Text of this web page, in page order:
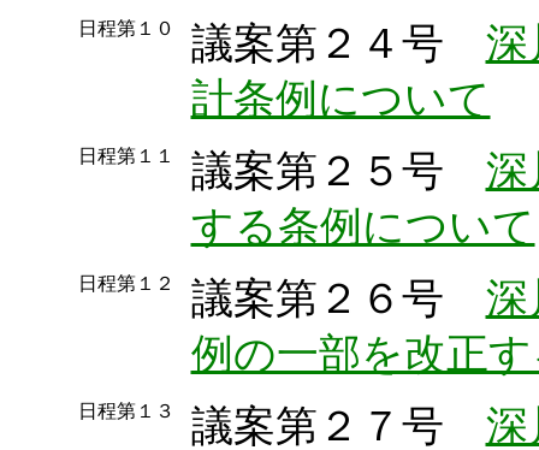
日程第１０ 議案第２４号 深
計条例について
日程第１１ 議案第２５号 深
する条例について
日程第１２ 議案第２６号 深
例の一部を改正
日程第１３ 議案第２７号 深